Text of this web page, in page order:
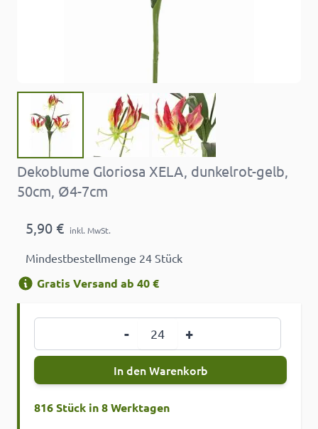
Dekoblume Gloriosa XELA, dunkelrot-gelb,
50cm, Ø4-7cm
5,90 € inkl. MwSt.
Mindestbestellmenge 24 Stück
Gratis Versand ab 40 €
- +
In den Warenkorb
816 Stück in 8 Werktagen